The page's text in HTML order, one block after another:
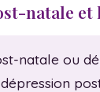
natale et
natale ou